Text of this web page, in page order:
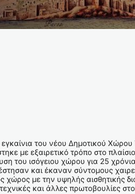
του νέου Δημοτικού
με εξαιρετικό τρόπο στο
του ισόγειου χώρου για 25
και έκαναν σύντομους
με την υψηλής αισθητικής
και άλλες πρωτοβουλίες